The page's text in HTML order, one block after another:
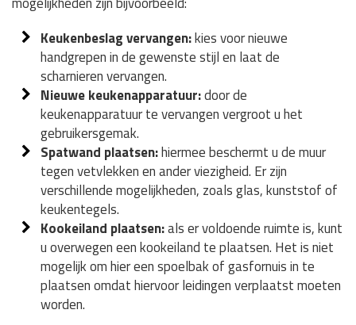
Keukenbeslag vervangen:kies voor nieuwe
handgrepen in de gewenste stijl en laat de
scharnieren vervangen.
Nieuwe keukenapparatuur:door de
keukenapparatuur te vervangen vergroot u het
gebruikersgemak.
Spatwand plaatsen:hiermee beschermt u de muur
tegen vetvlekken en ander viezigheid. Er zijn
verschillende mogelijkheden, zoals glas, kunststof of
keukentegels.
Kookeiland plaatsen:als er voldoende ruimte is, kunt
u overwegen een kookeiland te plaatsen. Het is niet
mogelijk om hier een spoelbak of gasfornuis in te
plaatsen omdat hiervoor leidingen verplaatst moeten
worden.